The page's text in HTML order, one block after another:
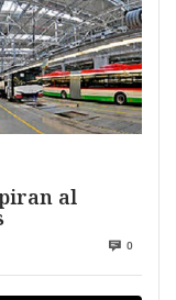
al
0